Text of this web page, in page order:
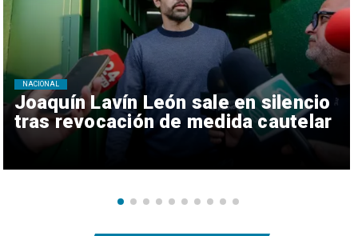
Joaquín Lavín León sale en silencio
tras revocación de medida cautelar
NACIONAL